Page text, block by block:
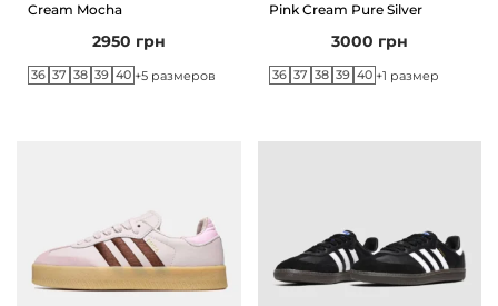
Cream Mocha
2950 грн
36 37 38 39 40 +5 размеров
Pink Cream Pure Silver
3000 грн
36 37 38 39 40 +1 размер